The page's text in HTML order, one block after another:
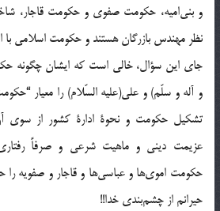
و بنی‌امیه، حکومت‌ صفوی‌ و حکومت‌ قاجار،
نظر مهندس‌ بازرگان‌ هستند و حکومت‌ اسلامی‌
جای‌ این‌ سؤ‌ال، خالی‌ است‌ که‌ ایشان‌ چگونه‌
و آله و سلّم) و علی(علیه السّلام) را معیار
تشکیل‌ حکومت‌ و نحوة‌ ادارة‌ کشور از سوی‌ آن‌
عزیمت‌ دینی‌ و ماهیت‌ شرعی‌ و صرفاً‌ رفتاری‌
حکومت‌ اموی‌ها و عباسی‌ها و قاجار و صفویه‌ را
حیرانم‌ از چشم‌بندی‌ خدا!!